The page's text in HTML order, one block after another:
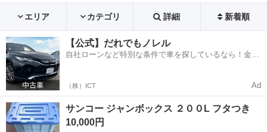
エリア カテゴリ 詳細 新着順
【公式】だれでもノレル
自社ローンなど特別な条件で車を探しているなら！金利
（株）ICT Ad
サンコー ジャンボックス ２００L フタつき
10,000円